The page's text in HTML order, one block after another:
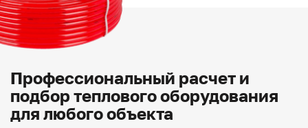
Профессиональный расчет и
подбор теплового оборудования
для любого объекта